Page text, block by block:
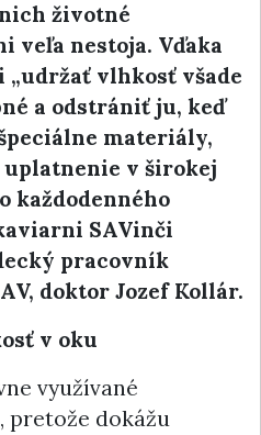
životné
veľa nestoja. Vďaka
vlhkosť všade
a odstrániť ju, keď
materiály,
v širokej
každodenného
SAVinči
pracovník
doktor Jozef Kollár.
v oku
využívané
pretože dokážu